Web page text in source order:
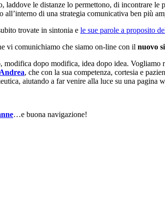
le distanze lo permettono, di incontrare le
di una strategia comunicativa ben più
trovate in sintonia e le sue parole a proposito
vi comunichiamo che siamo on-line con il nuovo
modifica dopo modifica, idea dopo idea. Vogliamo
, che con la sua competenza, cortesia e
aiutando a far venire alla luce su una pagina
…e buona navigazione!